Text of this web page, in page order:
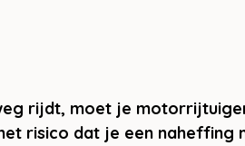
rijdt, moet je
risico dat je een naheffing